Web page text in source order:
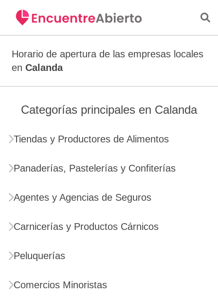
Horario de apertura de las empresas locales
en Calanda
Categorías principales en Calanda
Tiendas y Productores de Alimentos
Panaderías, Pastelerías y Confiterías
Agentes y Agencias de Seguros
Carnicerías y Productos Cárnicos
Peluquerías
Comercios Minoristas